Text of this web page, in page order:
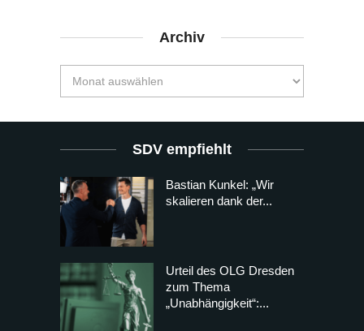
Archiv
SDV empfiehlt
Bastian Kunkel: „Wir
skalieren dank der...
Urteil des OLG Dresden
zum Thema
„Unabhängigkeit“:...